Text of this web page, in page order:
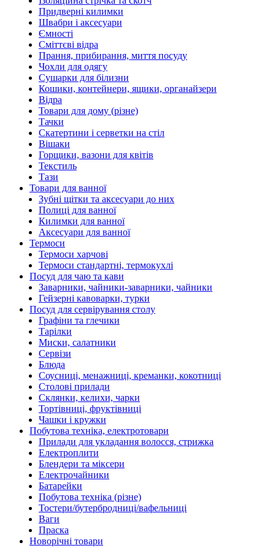
Придверні килимки
Швабри і аксесуари
Ємності
Сміттєві відра
Прання, прибирання, миття посуду
Чохли для одягу
Сушарки для білизни
Кошики, контейнери, ящики, органайзери
Відра
Товари для дому (різне)
Тачки
Скатертини і серветки на стіл
Вішаки
Горщики, вазони для квітів
Текстиль
Тази
Товари для ванної
Зубні щітки та аксесуари до них
Полиці для ванної
Килимки для ванної
Аксесуари для ванної
Термоси
Термоси харчові
Термоси стандартні, термокухлі
Посуд для чаю та кави
Заварники, чайники-заварники, чайники
Гейзерні кавоварки, турки
Посуд для сервірування столу
Графіни та глечики
Тарілки
Миски, салатники
Сервізи
Блюда
Соусниці, менажниці, креманки, кокотниці
Столові прилади
Склянки, келихи, чарки
Тортівниці, фруктівниці
Чашки і кружки
Побутова техніка, електротовари
Прилади для укладання волосся, стрижка
Електроплити
Блендери та міксери
Електрочайники
Батарейки
Побутова техніка (різне)
Тостери/бутербродниці/вафельниці
Ваги
Праска
Новорічні товари